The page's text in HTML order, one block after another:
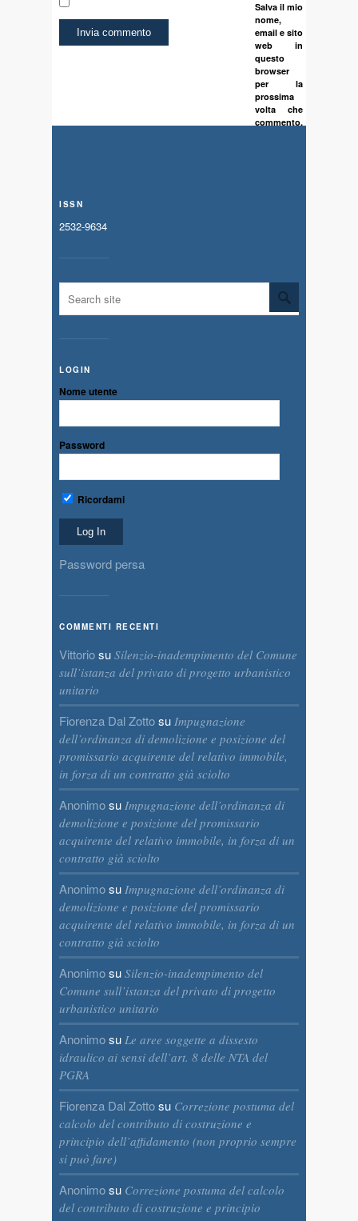
Salva il mio
nome,
email e sito
web in
questo
browser
per la
prossima
volta che
commento.
ISSN
2532-9634
LOGIN
Nome utente
Password
Ricordami
Password persa
COMMENTI RECENTI
Vittoriosu Silenzio-inadempimento del Comune
sull’istanza del privato di progetto urbanistico
unitario
Fiorenza Dal Zottosu Impugnazione
dell’ordinanza di demolizione e posizione del
promissario acquirente del relativo immobile,
in forza di un contratto già sciolto
Anonimosu Impugnazione dell’ordinanza di
demolizione e posizione del promissario
acquirente del relativo immobile, in forza di un
contratto già sciolto
Anonimosu Impugnazione dell’ordinanza di
demolizione e posizione del promissario
acquirente del relativo immobile, in forza di un
contratto già sciolto
Anonimosu Silenzio-inadempimento del
Comune sull’istanza del privato di progetto
urbanistico unitario
Anonimosu Le aree soggette a dissesto
idraulico ai sensi dell’art. 8 delle NTA del
PGRA
Fiorenza Dal Zottosu Correzione postuma del
calcolo del contributo di costruzione e
principio dell’affidamento (non proprio sempre
si può fare)
Anonimosu Correzione postuma del calcolo
del contributo di costruzione e principio